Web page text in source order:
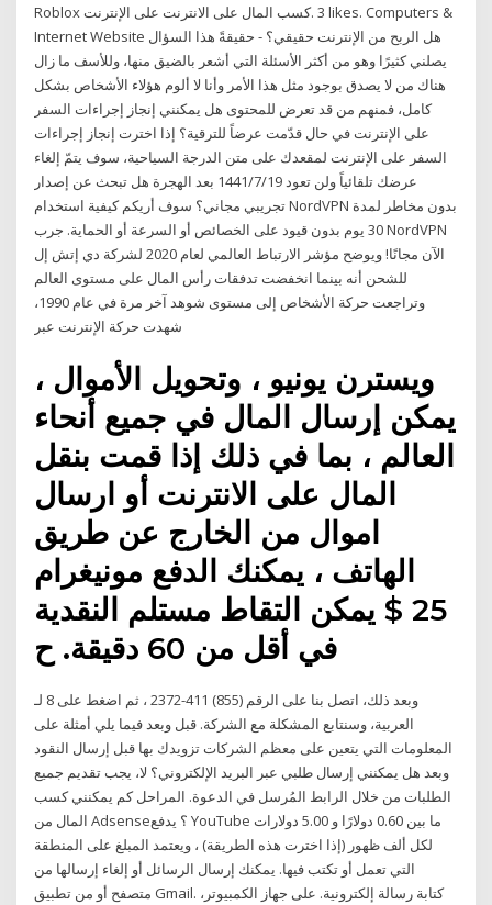
Roblox على الإنترنت ‎كسب المال على الانترنت‎. 3 likes. Computers &
Internet Website هل الربح من الإنترنت حقيقي؟ - حقيقةً هذا السؤال
يصلني كثيرًا وهو من أكثر الأسئلة التي أشعر بالضيق منها، وللأسف ما زال
هناك من لا يصدق بوجود مثل هذا الأمر وأنا لا ألوم هؤلاء الأشخاص بشكل
كامل، فمنهم من قد تعرض للمحتوى هل يمكنني إنجاز إجراءات السفر
على الإنترنت في حال قدّمت عرضاً للترقية؟ إذا اخترت إنجاز إجراءات
السفر على الإنترنت لمقعدك على متن الدرجة السياحية، سوف يتمّ إلغاء
عرضك تلقائياً ولن تعود 19‏‏/7‏‏/1441 بعد الهجرة هل تبحث عن إصدار
تجريبي مجاني؟ سوف أريكم كيفية استخدام NordVPN بدون مخاطر لمدة
30 يوم بدون قيود على الخصائص أو السرعة أو الحماية. جرب NordVPN
الآن مجانًا! ويوضح مؤشر الارتباط العالمي لعام 2020 لشركة دي إتش إل
للشحن أنه بينما انخفضت تدفقات رأس المال على مستوى العالم
وتراجعت حركة الأشخاص إلى مستوى شوهد آخر مرة في عام 1990،
شهدت حركة الإنترنت عبر
ويسترن يونيو ، وتحويل الأموال ،
يمكن إرسال المال في جميع أنحاء
العالم ، بما في ذلك إذا قمت بنقل
المال على الانترنت أو ارسال
اموال من الخارج عن طريق
الهاتف ، يمكنك الدفع مونيغرام
25 $ يمكن التقاط مستلم النقدية
في أقل من 60 دقيقة. ح
وبعد ذلك، اتصل بنا على الرقم (855) 411-2372 ، ثم اضغط على 8 لـ
العربية، وسنتابع المشكلة مع الشركة. قبل وبعد فيما يلي أمثلة على
المعلومات التي يتعين على معظم الشركات تزويدك بها قبل إرسال النقود
وبعد هل يمكنني إرسال طلبي عبر البريد الإلكتروني؟ لا، يجب تقديم جميع
الطلبات من خلال الرابط المُرسل في الدعوة. المراحل كم يمكنني كسب
المال من Adsense؟ يدفع YouTube ما بين 0.60 دولارًا و 5.00 دولارات
لكل ألف ظهور (إذا اخترت هذه الطريقة) ، ويعتمد المبلغ على المنطقة
التي تعمل أو تكتب فيها. يمكنك إرسال الرسائل أو إلغاء إرسالها من
متصفح أو من تطبيق Gmail. كتابة رسالة إلكترونية. على جهاز الكمبيوتر،